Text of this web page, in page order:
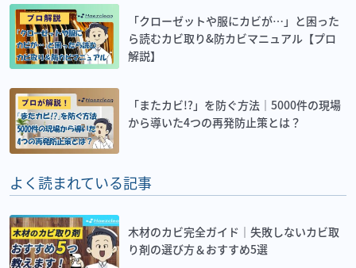
「クローゼットや服にカビが…」と困った
ら読むカビ取り&防カビマニュアル【プロ
解説】
「またカビ!?」を防ぐ方法｜5000件の現場
から導いた4つの再発防止策とは？
よく読まれている記事
木材のカビ完全ガイド｜失敗しないカビ取
り剤の選び方＆おすすめ5選